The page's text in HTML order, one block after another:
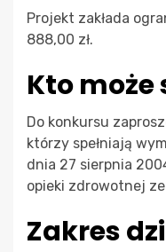
Projekt zakłada
888,00 zł.
Kto może
Do konkursu
którzy spełniają
dnia 27 sierpnia
opieki zdrowotnej
Zakres